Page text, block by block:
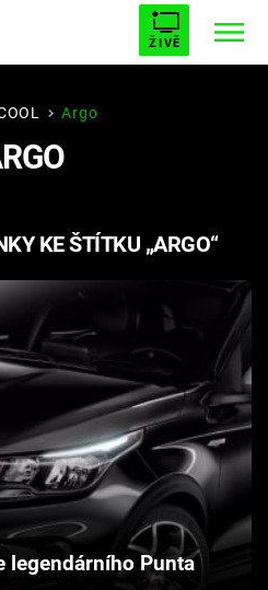
ŽIVĚ
PŘEMOŽITELKA UPÍRŮ
AVENGERS 5
Argo
KE ŠTÍTKU „ARGO“
legendárního Punta